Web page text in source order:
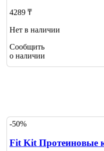
4289 ₸
Нет в наличии
Сообщить
о наличии
-50%
Fit Kit Протеиновые